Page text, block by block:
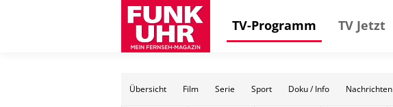
TV-Programm TV Jetzt
Übersicht Film Serie Sport Doku / Info Nachrichten